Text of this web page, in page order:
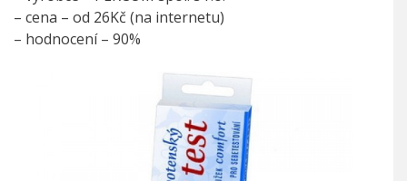
– cena – od 26Kč (na internetu)
– hodnocení – 90%